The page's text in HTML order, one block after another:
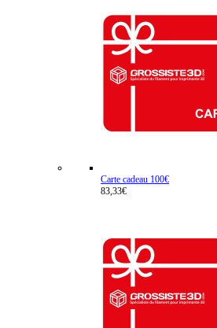
Carte cadeau 100€
83,33€